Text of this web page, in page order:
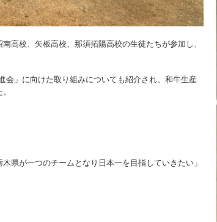
高校、矢板高校、那須拓陽高校の生徒たちが参加し、
会」に向けた取り組みについても紹介され、和牛生産
県が一つのチームとなり日本一を目指していきたい」